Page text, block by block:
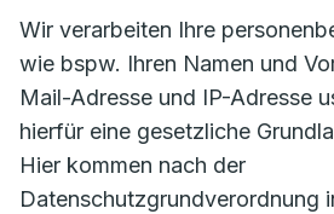
Wir verarbeiten Ihre
wie bspw. Ihren Namen und
Mail-Adresse und IP-Adresse
hierfür eine gesetzliche
Hier kommen nach der
Datenschutzgrundverordnung